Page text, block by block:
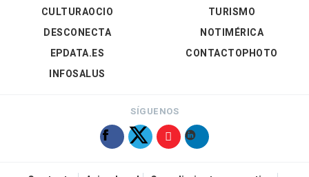
CULTURAOCIO
DESCONECTA
EPDATA.ES
INFOSALUS
TURISMO
NOTIMÉRICA
CONTACTOPHOTO
SÍGUENOS